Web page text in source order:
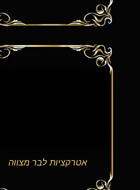
אטרקציות לבר מצווה